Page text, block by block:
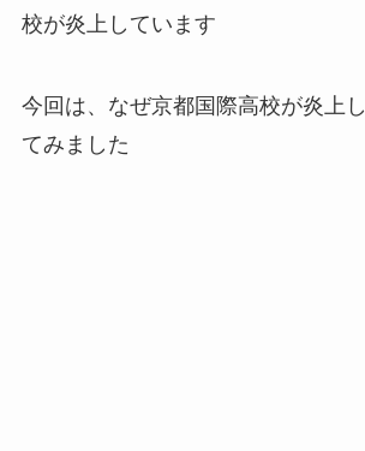
校が炎上しています
今回は、なぜ京都国際高校が炎上
てみました